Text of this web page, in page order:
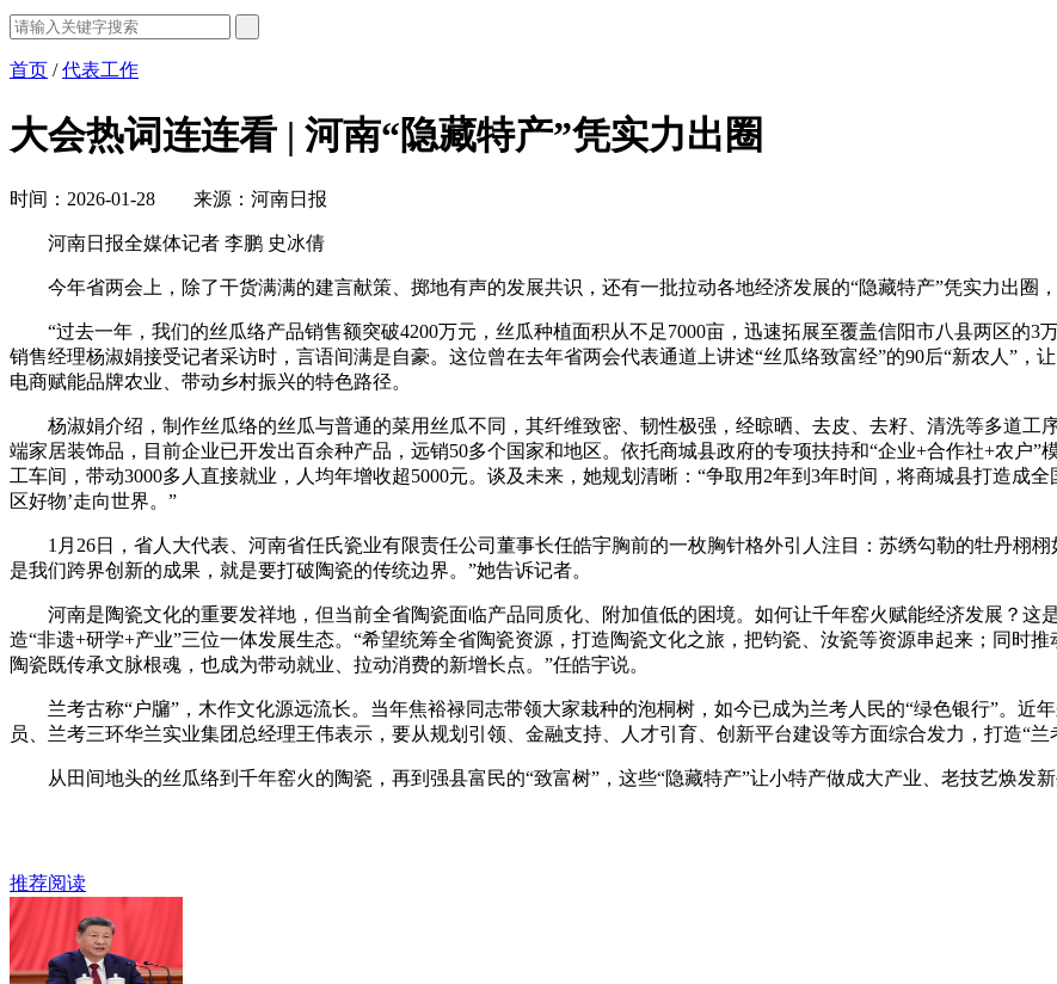
首页 /代表工作
大会热词连连看 | 河南“隐藏特产”凭实力出圈
时间：2026-01-28 来源：河南日报
河南日报全媒体记者 李鹏 史冰倩
今年省两会上，除了干货满满的建言献策、掷地有声的发展共识，还有一批拉动各地经济发展的“隐藏特产”凭实力出圈，
“过去一年，我们的丝瓜络产品销售额突破4200万元，丝瓜种植面积从不足7000亩，迅速拓展至覆盖信阳市八县两区的3
销售经理杨淑娟接受记者采访时，言语间满是自豪。这位曾在去年省两会代表通道上讲述“丝瓜络致富经”的90后“新农人”，
电商赋能品牌农业、带动乡村振兴的特色路径。
杨淑娟介绍，制作丝瓜络的丝瓜与普通的菜用丝瓜不同，其纤维致密、韧性极强，经晾晒、去皮、去籽、清洗等多道工
端家居装饰品，目前企业已开发出百余种产品，远销50多个国家和地区。依托商城县政府的专项扶持和“企业+合作社+农户
工车间，带动3000多人直接就业，人均年增收超5000元。谈及未来，她规划清晰：“争取用2年到3年时间，将商城县打造成
区好物’走向世界。”
1月26日，省人大代表、河南省任氏瓷业有限责任公司董事长任皓宇胸前的一枚胸针格外引人注目：苏绣勾勒的牡丹栩
是我们跨界创新的成果，就是要打破陶瓷的传统边界。”她告诉记者。
河南是陶瓷文化的重要发祥地，但当前全省陶瓷面临产品同质化、附加值低的困境。如何让千年窑火赋能经济发展？这
造“非遗+研学+产业”三位一体发展生态。“希望统筹全省陶瓷资源，打造陶瓷文化之旅，把钧瓷、汝瓷等资源串起来；同时
陶瓷既传承文脉根魂，也成为带动就业、拉动消费的新增长点。”任皓宇说。
兰考古称“户牖”，木作文化源远流长。当年焦裕禄同志带领大家栽种的泡桐树，如今已成为兰考人民的“绿色银行”。近
员、兰考三环华兰实业集团总经理王伟表示，要从规划引领、金融支持、人才引育、创新平台建设等方面综合发力，打造“
从田间地头的丝瓜络到千年窑火的陶瓷，再到强县富民的“致富树”，这些“隐藏特产”让小特产做成大产业、老技艺焕发新
推荐阅读